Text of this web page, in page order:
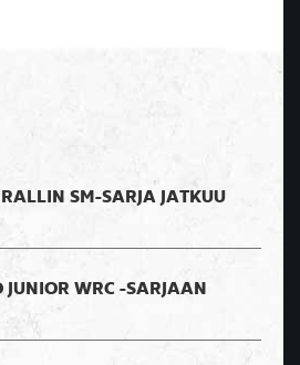
SM-SARJA JATKUU
WRC -SARJAAN